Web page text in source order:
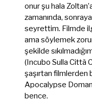
onur şu hala
zamanında,
seyrettim. Filmde
ama söylemek
şekilde
(Incubo Sulla Città
şaşırtan filmlerden
Apocalypse
bence.